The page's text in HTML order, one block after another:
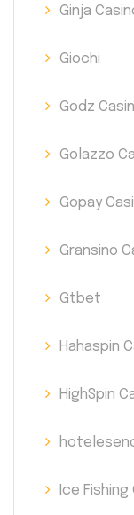
Ginja
Giochi
Godz
Golazzo
Gopay
Gransino
Gtbet
Hahaspin
HighSpin
Ice Fishing